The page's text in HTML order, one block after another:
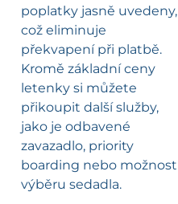
poplatky jasně uvedeny,
což eliminuje
překvapení při platbě.
Kromě základní ceny
letenky si můžete
přikoupit další služby,
jako je odbavené
zavazadlo, priority
boarding nebo možnost
výběru sedadla.